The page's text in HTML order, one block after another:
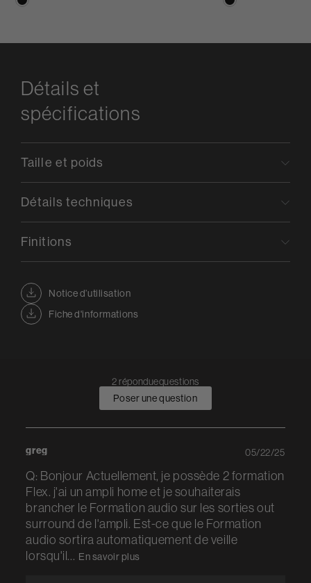
Détails et
spécifications
Notice d’utilisation
Fiche d'informations
Taille et poids
Détails techniques
Finitions
2 réponduequestions
Poser une question
greg
Q: Bonjour Actuellement, je possède 2 formation
Flex. j'ai un ampli home et je souhaiterais
brancher le Formation audio sur les sorties out
surround de l'ampli. Est-ce que le Formation
audio sortira automatiquement de veille
lorsqu'il... En savoir plus
05/22/25